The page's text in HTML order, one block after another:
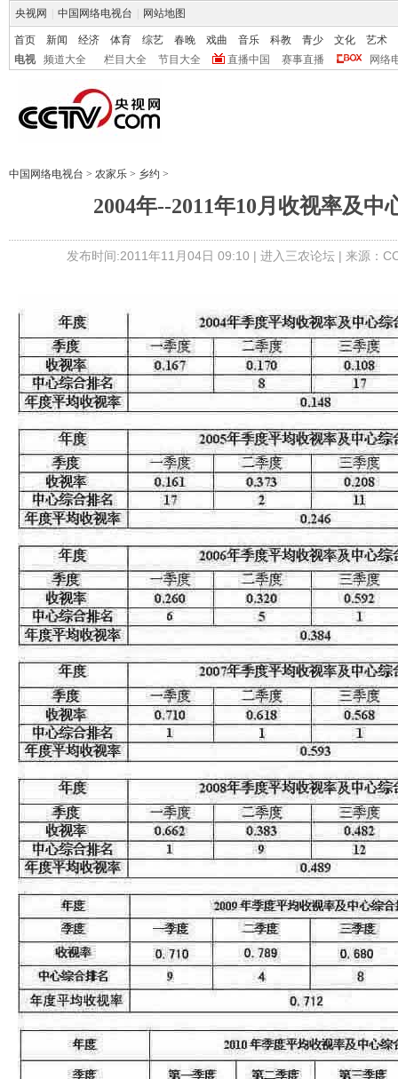
央视网 中国网络电视台 网站地图
首页 新闻 经济 体育 综艺 春晚 戏曲 音乐 科教 青少 文化
艺术
电视
频道大全 栏目大全 节目大全 直播中国 赛事直播 网络
中国网络电视台 > 农家乐 > 乡约 >
2004年--2011年10月收视率及中
发布时间:2011年11月04日 09:10 | 进入三农论坛| 来源：